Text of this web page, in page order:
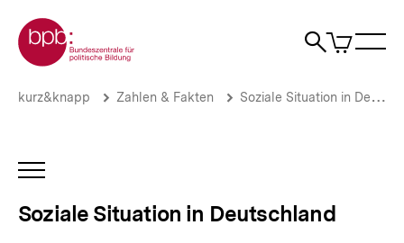
zum
Seiteninhalt
springen
Zur Startseite der bpb
Suche
Artikel
im
Erwerbstätige
Die
soziale
Situation
Brotkrümelnavigation
Pfadnavigation
kurz&knapp Zahlen & Fakten Soziale Situation in Deutschland
INHALTSNAVIGATION
Soziale Situation in Deutschland